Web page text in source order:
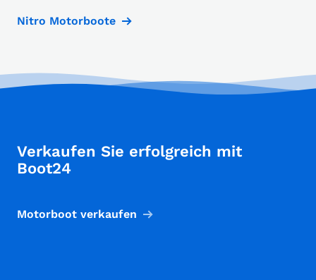
Nitro Motorboote
Verkaufen Sie erfolgreich mit
Boot24
Motorboot verkaufen